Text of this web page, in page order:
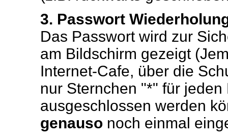
3. Passwort
Das Passwort wird zur
am Bildschirm gezeigt
Internet-Cafe, über die
nur Sternchen "*" für
ausgeschlossen werden
genausonoch einmal